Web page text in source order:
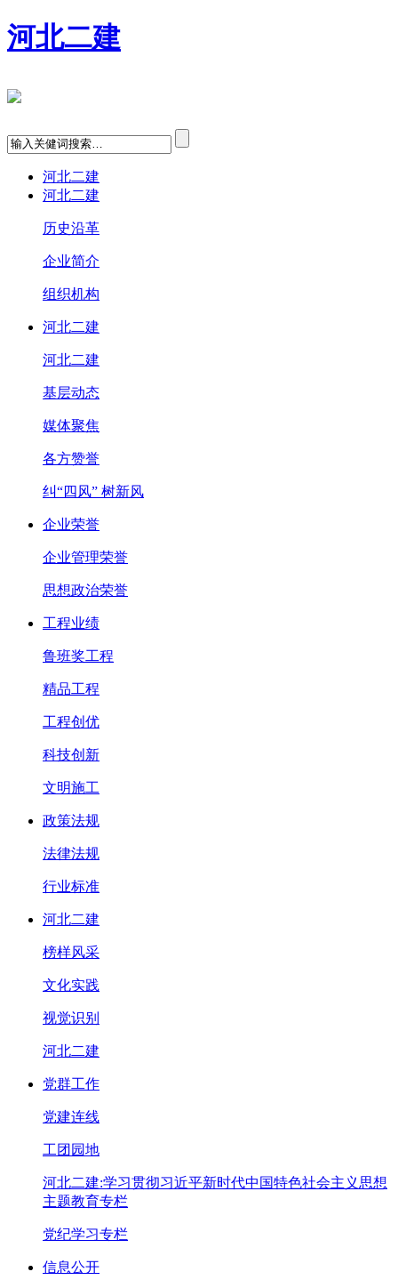
河北二建
河北二建
河北二建
历史沿革
企业简介
组织机构
河北二建
河北二建
基层动态
媒体聚焦
各方赞誉
纠“四风” 树新风
企业荣誉
企业管理荣誉
思想政治荣誉
工程业绩
鲁班奖工程
精品工程
工程创优
科技创新
文明施工
政策法规
法律法规
行业标准
河北二建
榜样风采
文化实践
视觉识别
河北二建
党群工作
党建连线
工团园地
河北二建:学习贯彻习近平新时代中国特色社会主义思想
主题教育专栏
党纪学习专栏
信息公开